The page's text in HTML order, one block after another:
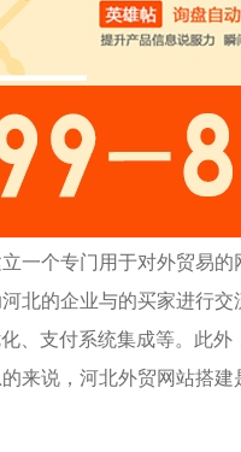
一个专门用于对外贸易
北的企业与的买家进行
、支付系统集成等。此
来说，河北外贸网站搭